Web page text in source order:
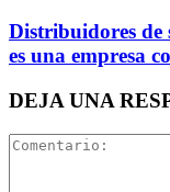
Distribuidores
es una empresa
DEJA UNA